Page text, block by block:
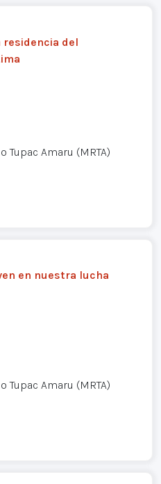
residencia del
Amaru (MRTA)
en nuestra lucha
Amaru (MRTA)